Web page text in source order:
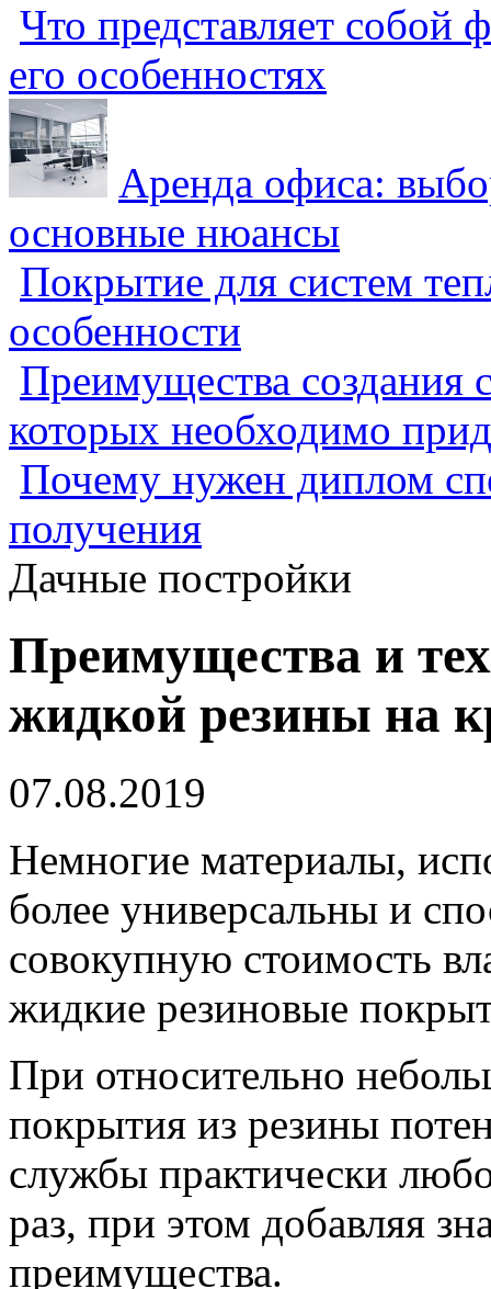
Что представляет собой
его особенностях
Аренда офиса:
основные нюансы
Покрытие для систем
особенности
Преимущества создания
которых необходимо
Почему нужен диплом
получения
Дачные постройки
Преимущества и
жидкой резины на
07.08.2019
Немногие материалы,
более универсальны и
совокупную стоимость
жидкие резиновые
При относительно
покрытия из резины
службы практически
раз, при этом добавляя
преимущества.